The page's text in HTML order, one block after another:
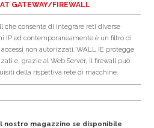
GATEWAY/FIREWALL
che consente di integrare reti diverse
IP ed contemporaneamente è un filtro di
non autorizzati. WALL IE protegge
e, grazie al Web Server, il firewall può
della rispettiva rete di macchine.
nostro magazzino se disponibile